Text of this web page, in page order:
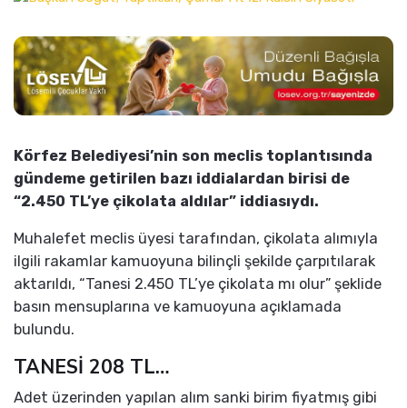
Körfez Belediyesi’nin son meclis toplantısında
gündeme getirilen bazı iddialardan birisi de
“2.450 TL’ye çikolata aldılar” iddiasıydı.
Muhalefet meclis üyesi tarafından, çikolata alımıyla
ilgili rakamlar kamuoyuna bilinçli şekilde çarpıtılarak
aktarıldı, “Tanesi 2.450 TL’ye çikolata mı olur” şeklide
basın mensuplarına ve kamuoyuna açıklamada
bulundu.
TANESİ 208 TL…
Adet üzerinden yapılan alım sanki birim fiyatmış gibi